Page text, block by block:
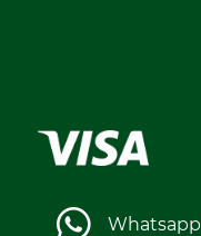
Whatsapp